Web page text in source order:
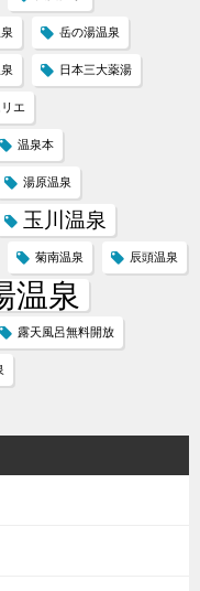
岳の湯温泉
日本三大薬湯
エ
温泉本
湯原温泉
玉川温泉
菊南温泉 辰頭温泉
温泉
露天風呂無料開放